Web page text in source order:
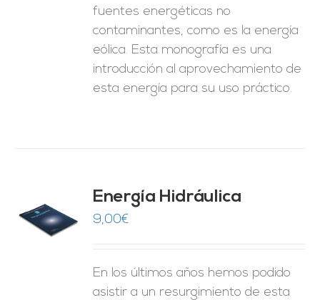
fuentes energéticas no
contaminantes, como es la energía
eólica. Esta monografía es una
introducción al aprovechamiento de
esta energía para su uso práctico.
Energía Hidráulica
9,00€
En los últimos años hemos podido
asistir a un resurgimiento de esta